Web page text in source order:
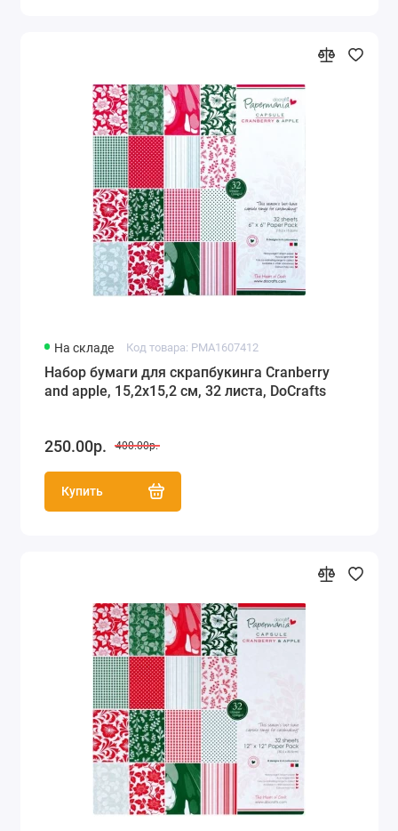
На складе Код товара: PMA1607412
Набор бумаги для скрапбукинга Cranberry
and apple, 15,2х15,2 см, 32 листа, DoCrafts
250.00р. 400.00р.
Купить